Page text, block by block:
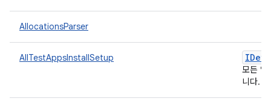
AllocationsParser
AllTestAppsInstallSetup
모든 앱
니다.